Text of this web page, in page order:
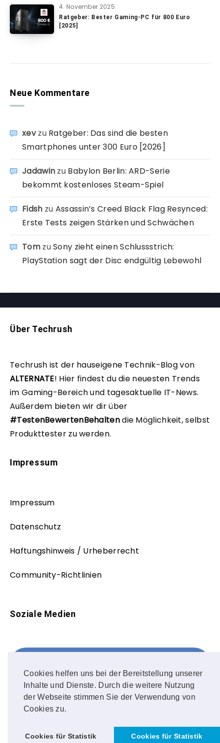
Cookies helfen uns bei der Bereitstellung unserer
Inhalte und Dienste. Durch die weitere Nutzung
der Webseite stimmen Sie der Verwendung von
Cookies zu.
Cookies für Statistik Cookies für Statistik
4. November 2025
Ratgeber: Bester Gaming-PC für 800 Euro
[2025]
Neue Kommentare
xevzu Ratgeber: Das sind die besten
Smartphones unter 300 Euro [2026]
Jadawin zu Babylon Berlin: ARD-Serie
bekommt kostenloses Steam-Spiel
Fidsh zu Assassin’s Creed Black Flag Resynced:
Erste Tests zeigen Stärken und Schwächen
TomzuSony zieht einen Schlussstrich:
PlayStation sagt der Disc endgültig Lebewohl
Über Techrush
Techrush ist der hauseigene Technik-Blog von
ALTERNATE! Hier findest du die neuesten Trends
im Gaming-Bereich und tagesaktuelle IT-News.
Außerdem bieten wir dir über
#TestenBewertenBehaltendie Möglichkeit, selbst
Produkttester zu werden.
Impressum
Impressum
Datenschutz
Haftungshinweis / Urheberrecht
Community-Richtlinien
Soziale Medien
FOLLOW ME!
Instagram
OUR PHOTOS!